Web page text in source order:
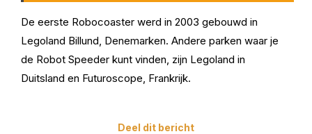
De eerste Robocoaster werd in 2003 gebouwd in
Legoland Billund, Denemarken. Andere parken waar je
de Robot Speeder kunt vinden, zijn Legoland in
Duitsland en Futuroscope, Frankrijk.
Deel dit bericht